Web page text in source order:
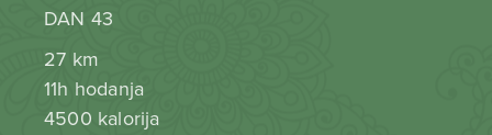
DAN 43
27 km
11h hodanja
4500 kalorija